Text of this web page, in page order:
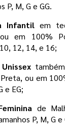
P, M, G e GG.
Infantil em
em 100%
12, 14, e 16;
ou em
e EG;
de
P, M, G e